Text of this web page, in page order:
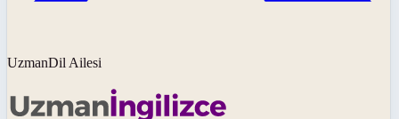
UzmanDil Ailesi